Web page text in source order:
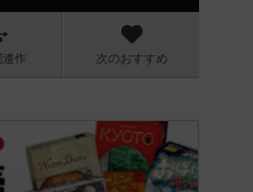
作 次のおすすめ